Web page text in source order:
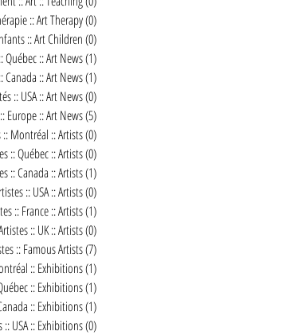
:: Art Therapy(0)
:: Art Children(0)
Québec :: Art News(1)
Canada :: Art News(1)
:: USA :: Art News(0)
Europe :: Art News(5)
:: Montréal :: Artists(0)
:: Québec :: Artists(0)
:: Canada :: Artists(1)
:: USA :: Artists(0)
:: France :: Artists(1)
:: UK :: Artists(0)
:: Famous Artists(7)
:: Exhibitions(1)
:: Exhibitions(1)
:: Exhibitions(1)
:: USA :: Exhibitions(0)